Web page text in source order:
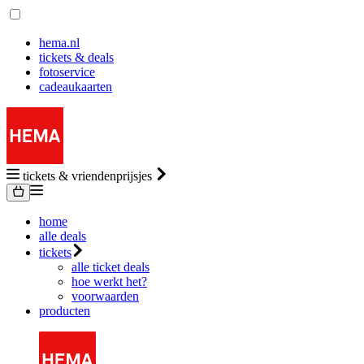
hema.nl
tickets & deals
fotoservice
cadeaukaarten
tickets & vriendenprijsjes
home
alle deals
tickets
alle ticket deals
hoe werkt het?
voorwaarden
producten